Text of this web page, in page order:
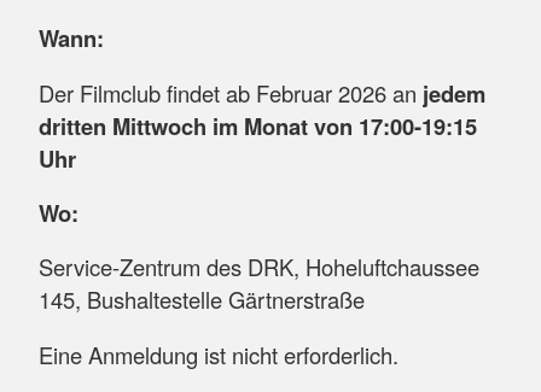
Wann:
Der Filmclub findet ab Februar 2026 an jedem
dritten Mittwoch im Monat von 17:00-19:15
Uhr
Wo:
Service-Zentrum des DRK, Hoheluftchaussee
145, Bushaltestelle Gärtnerstraße
Eine Anmeldung ist nicht erforderlich.